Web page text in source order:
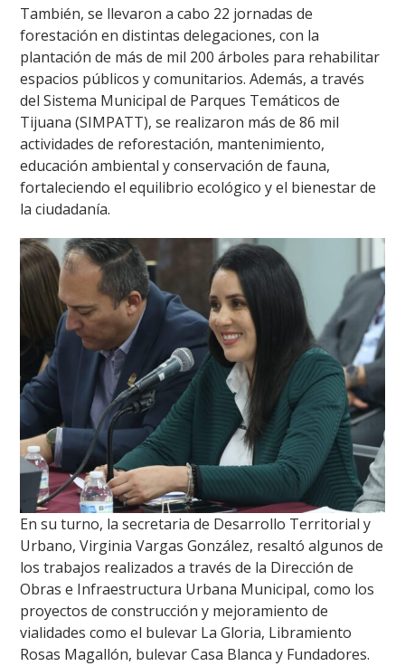
También, se llevaron a cabo 22 jornadas de
forestación en distintas delegaciones, con la
plantación de más de mil 200 árboles para rehabilitar
espacios públicos y comunitarios. Además, a través
del Sistema Municipal de Parques Temáticos de
Tijuana (SIMPATT), se realizaron más de 86 mil
actividades de reforestación, mantenimiento,
educación ambiental y conservación de fauna,
fortaleciendo el equilibrio ecológico y el bienestar de
la ciudadanía.
En su turno, la secretaria de Desarrollo Territorial y
Urbano, Virginia Vargas González, resaltó algunos de
los trabajos realizados a través de la Dirección de
Obras e Infraestructura Urbana Municipal, como los
proyectos de construcción y mejoramiento de
vialidades como el bulevar La Gloria, Libramiento
Rosas Magallón, bulevar Casa Blanca y Fundadores.